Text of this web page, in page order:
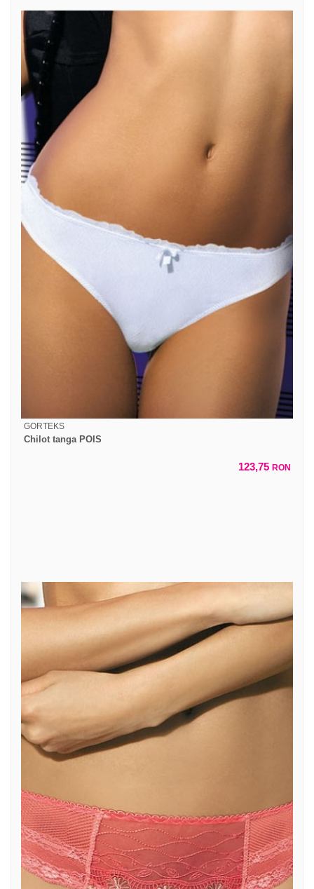
GORTEKS
Chilot tanga POIS
123,75 RON